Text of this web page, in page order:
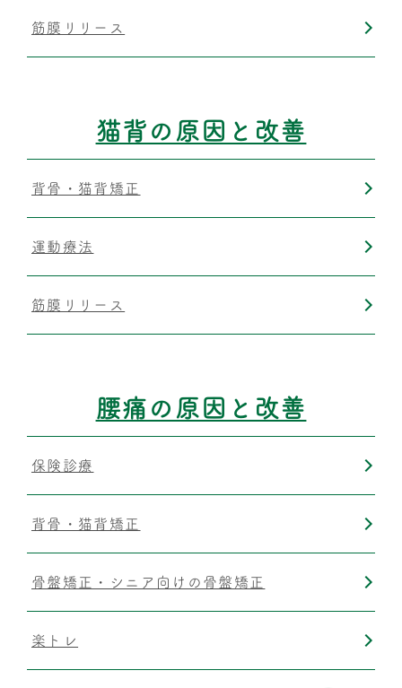
筋膜リリース
猫背の原因と改善
背骨・猫背矯正
運動療法
筋膜リリース
腰痛の原因と改善
保険診療
背骨・猫背矯正
骨盤矯正・シニア向けの骨盤矯正
楽トレ